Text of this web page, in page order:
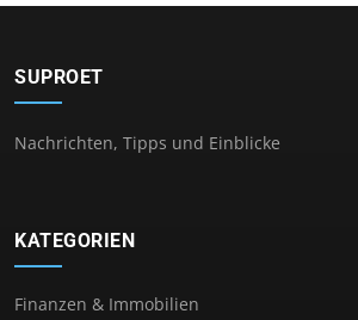
SUPROET
Nachrichten, Tipps und Einblicke
KATEGORIEN
Finanzen & Immobilien